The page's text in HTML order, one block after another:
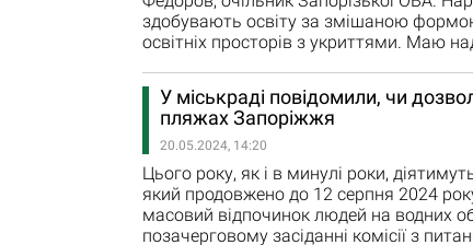
здобувають освіту за змішаною
освітніх просторів з укриттями. Маю
У міськраді повідомили, чи
пляжах Запоріжжя
20.05.2024, 14:20
Цього року, як і в минулі роки,
який продовжено до 12 серпня 2024
масовий відпочинок людей на водних
позачерговому засіданні комісії з